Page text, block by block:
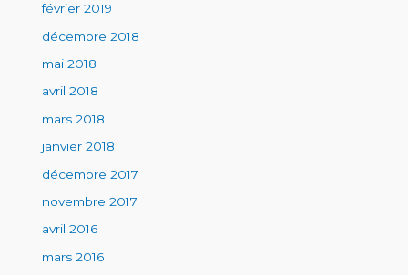
février 2019
décembre 2018
mai 2018
avril 2018
mars 2018
janvier 2018
décembre 2017
novembre 2017
avril 2016
mars 2016